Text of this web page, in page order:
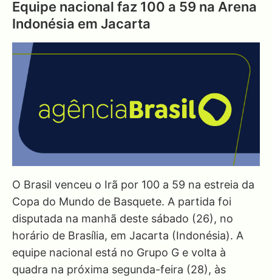
Equipe nacional faz 100 a 59 na Arena
Indonésia em Jacarta
O Brasil venceu o Irã por 100 a 59 na estreia da
Copa do Mundo de Basquete. A partida foi
disputada na manhã deste sábado (26), no
horário de Brasília, em Jacarta (Indonésia). A
equipe nacional está no Grupo G e volta à
quadra na próxima segunda-feira (28), às